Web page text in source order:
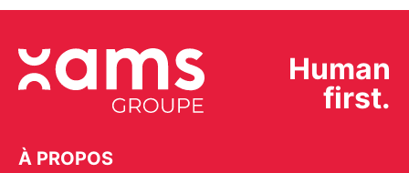
Human
first.
À PROPOS